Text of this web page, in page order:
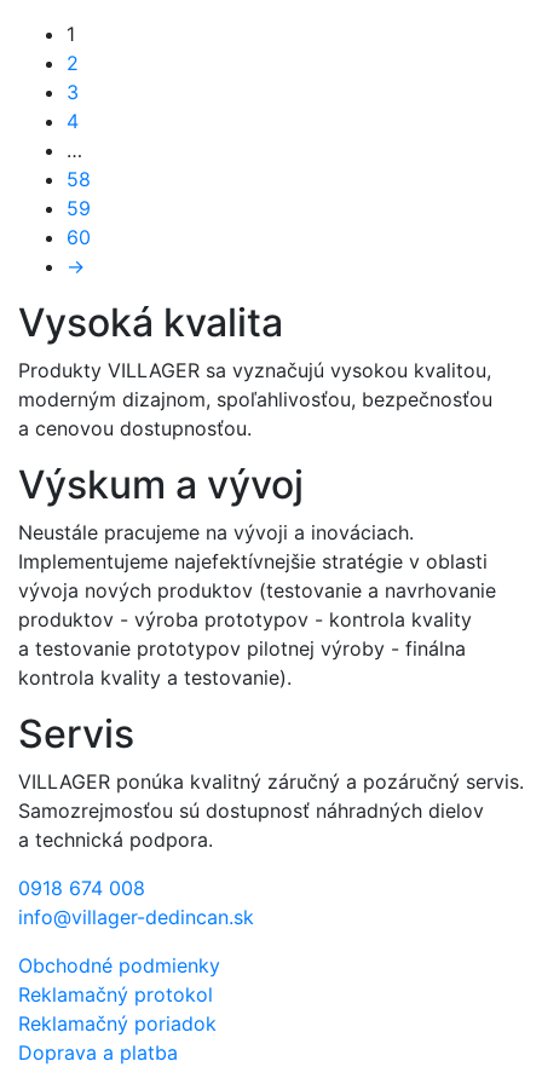
1
2
3
4
…
58
59
60
→
Vysoká kvalita
Produkty VILLAGER sa vyznačujú vysokou kvalitou,
moderným dizajnom, spoľahlivosťou, bezpečnosťou
a cenovou dostupnosťou.
Výskum a vývoj
Neustále pracujeme na vývoji a inováciach.
Implementujeme najefektívnejšie stratégie v oblasti
vývoja nových produktov (testovanie a navrhovanie
produktov - výroba prototypov - kontrola kvality
a testovanie prototypov pilotnej výroby - finálna
kontrola kvality a testovanie).
Servis
VILLAGER ponúka kvalitný záručný a pozáručný servis.
Samozrejmosťou sú dostupnosť náhradných dielov
a technická podpora.
0918 674 008
info@villager-dedincan.sk
Obchodné podmienky
Reklamačný protokol
Reklamačný poriadok
Doprava a platba